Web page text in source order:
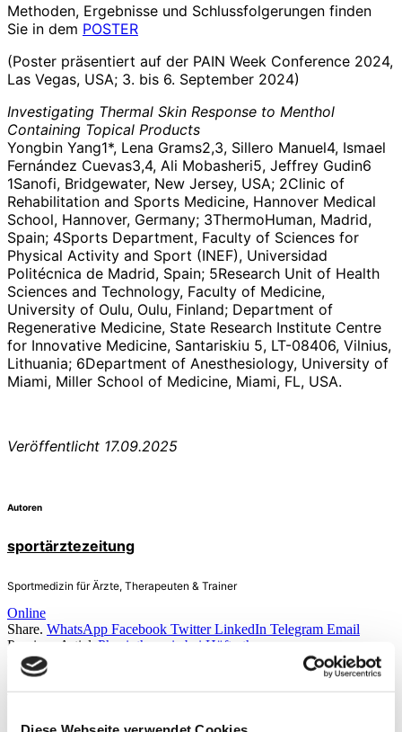
Methoden, Ergebnisse und Schlussfolgerungen finden
Sie in dem POSTER
(Poster präsentiert auf der PAIN Week Conference 2024,
Las Vegas, USA; 3. bis 6. September 2024)
Investigating Thermal Skin Response to Menthol
Containing Topical Products
Yongbin Yang1*, Lena Grams2,3, Sillero Manuel4, Ismael
Fernández Cuevas3,4, Ali Mobasheri5, Jeffrey Gudin6
1Sanofi, Bridgewater, New Jersey, USA; 2Clinic of
Rehabilitation and Sports Medicine, Hannover Medical
School, Hannover, Germany; 3ThermoHuman, Madrid,
Spain; 4Sports Department, Faculty of Sciences for
Physical Activity and Sport (INEF), Universidad
Politécnica de Madrid, Spain; 5Research Unit of Health
Sciences and Technology, Faculty of Medicine,
University of Oulu, Oulu, Finland; Department of
Regenerative Medicine, State Research Institute Centre
for Innovative Medicine, Santariskiu 5, LT-08406, Vilnius,
Lithuania; 6Department of Anesthesiology, University of
Miami, Miller School of Medicine, Miami, FL, USA.
Veröffentlicht 17.09.2025
Autoren
sportärztezeitung
Sportmedizin für Ärzte, Therapeuten & Trainer
Online
Share. WhatsApp Facebook Twitter LinkedIn Telegram Email
Previous Article Physiotherapie bei Hüftarthrose
Next Article